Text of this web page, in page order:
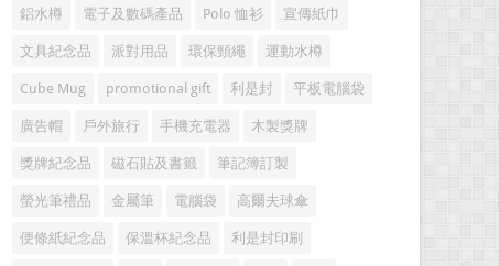
鋁水樽 電子及數碼產品 Polo 恤衫 宣傳紙巾
文具紀念品 派對用品 環保頸繩 運動水樽
Cube Mug promotional gift 利是封 平板電腦袋
廣告帽 戶外旅行 手機充電器 木製獎牌
獎牌紀念品 磁石貼及書籤 筆記簿訂製
螢光筆禮品 金屬筆 電腦袋 高爾夫球傘
便條紙紀念品 保溫杯紀念品 利是封印刷